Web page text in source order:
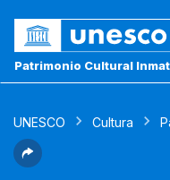
Patrimonio Cultural
UNESCO Cultura